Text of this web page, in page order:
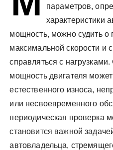
параметров,
характеристики
мощность, можно судить о
максимальной скорости и
справляться с
мощность двигателя
естественного износа,
или несвоевременного
периодическая проверка
становится важной
автовладельца,